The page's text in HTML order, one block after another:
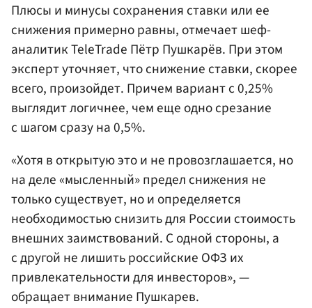
Плюсы и минусы сохранения ставки или ее
снижения примерно равны, отмечает шеф-
аналитик TeleTrade Пётр Пушкарёв. При этом
эксперт уточняет, что снижение ставки, скорее
всего, произойдет. Причем вариант с 0,25%
выглядит логичнее, чем еще одно срезание
с шагом сразу на 0,5%.
«Хотя в открытую это и не провозглашается, но
на деле «мысленный» предел снижения не
только существует, но и определяется
необходимостью снизить для России стоимость
внешних заимствований. С одной стороны, а
с другой не лишить российские ОФЗ их
привлекательности для инвесторов», —
обращает внимание Пушкарев.